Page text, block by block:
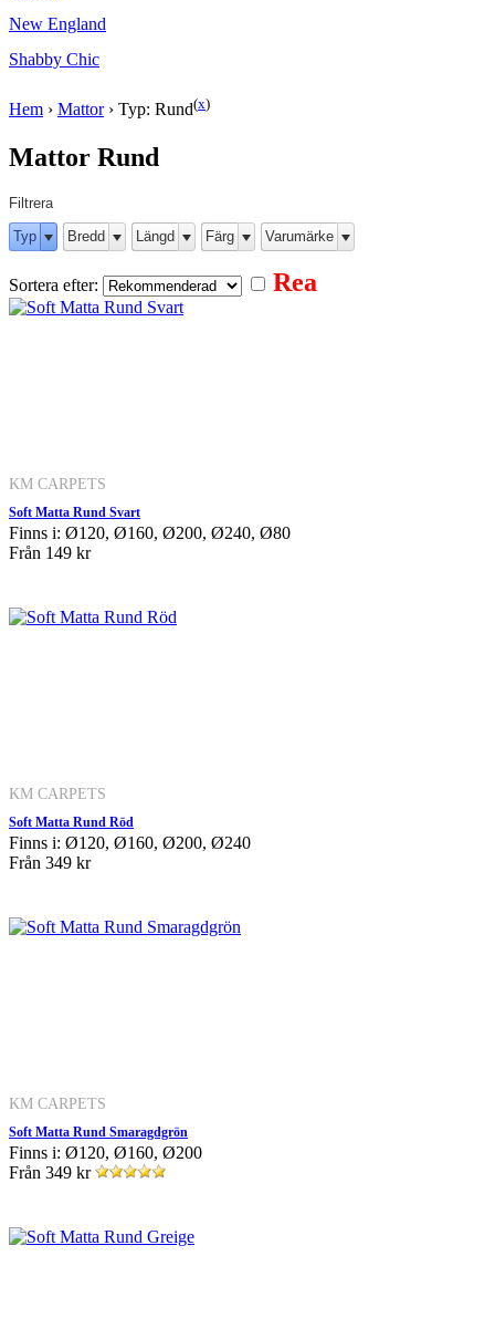
New England
Shabby Chic
Hem › Mattor› Typ: Rund(x)
Mattor Rund
Filtrera
Typ
Bredd Längd Färg Varumärke
Sortera efter: Rea
KM CARPETS
Soft Matta Rund Svart
Finns i: Ø120, Ø160, Ø200, Ø240, Ø80
Från 149 kr
KM CARPETS
Soft Matta Rund Röd
Finns i: Ø120, Ø160, Ø200, Ø240
Från 349 kr
KM CARPETS
Soft Matta Rund Smaragdgrön
Finns i: Ø120, Ø160, Ø200
Från 349 kr